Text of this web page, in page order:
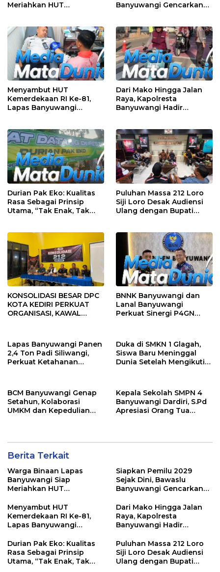
Meriahkan HUT
Perlombaan
Banyuwangi Gencarkan
Menyambut HUT
Kemerdekaan RI Ke-81,
Lapas Banyuwangi
Dari Mako Hingga Jalan
Raya, Kapolresta
Banyuwangi Hadir
Masyarakat
Durian Pak Eko: Kualitas
Rasa Sebagai Prinsip
Utama, “Tak Enak, Tak
Puluhan Massa 212 Loro
Siji Loro Desak Audiensi
Ulang dengan Bupati
Pasir
KONSOLIDASI BESAR DPC
KOTA KEDIRI PERKUAT
ORGANISASI, KAWAL
ASPIRASI MASYARAKAT
BNNK Banyuwangi dan
Lanal Banyuwangi
Perkuat Sinergi P4GN
Lapas Banyuwangi Panen
2,4 Ton Padi Siliwangi,
Perkuat Ketahanan
Duka di SMKN 1 Glagah,
Siswa Baru Meninggal
Dunia Setelah Mengikuti
BCM Banyuwangi Genap
Setahun, Kolaborasi
UMKM dan Kepedulian
Kepala Sekolah SMPN 4
Banyuwangi Dardiri, S.Pd
Apresiasi Orang Tua
Berita Terkait
Warga Binaan Lapas
Banyuwangi Siap
Meriahkan HUT
dengan Berbagai
Perlombaan
Siapkan Pemilu 2029
Sejak Dini, Bawaslu
Banyuwangi Gencarkan
Penguatan SDM
Menyambut HUT
Kemerdekaan RI Ke-81,
Lapas Banyuwangi
Donor Darah
Dari Mako Hingga Jalan
Raya, Kapolresta
Banyuwangi Hadir
dan Keselamatan
Masyarakat
Durian Pak Eko: Kualitas
Rasa Sebagai Prinsip
Utama, “Tak Enak, Tak
Puluhan Massa 212 Loro
Siji Loro Desak Audiensi
Ulang dengan Bupati